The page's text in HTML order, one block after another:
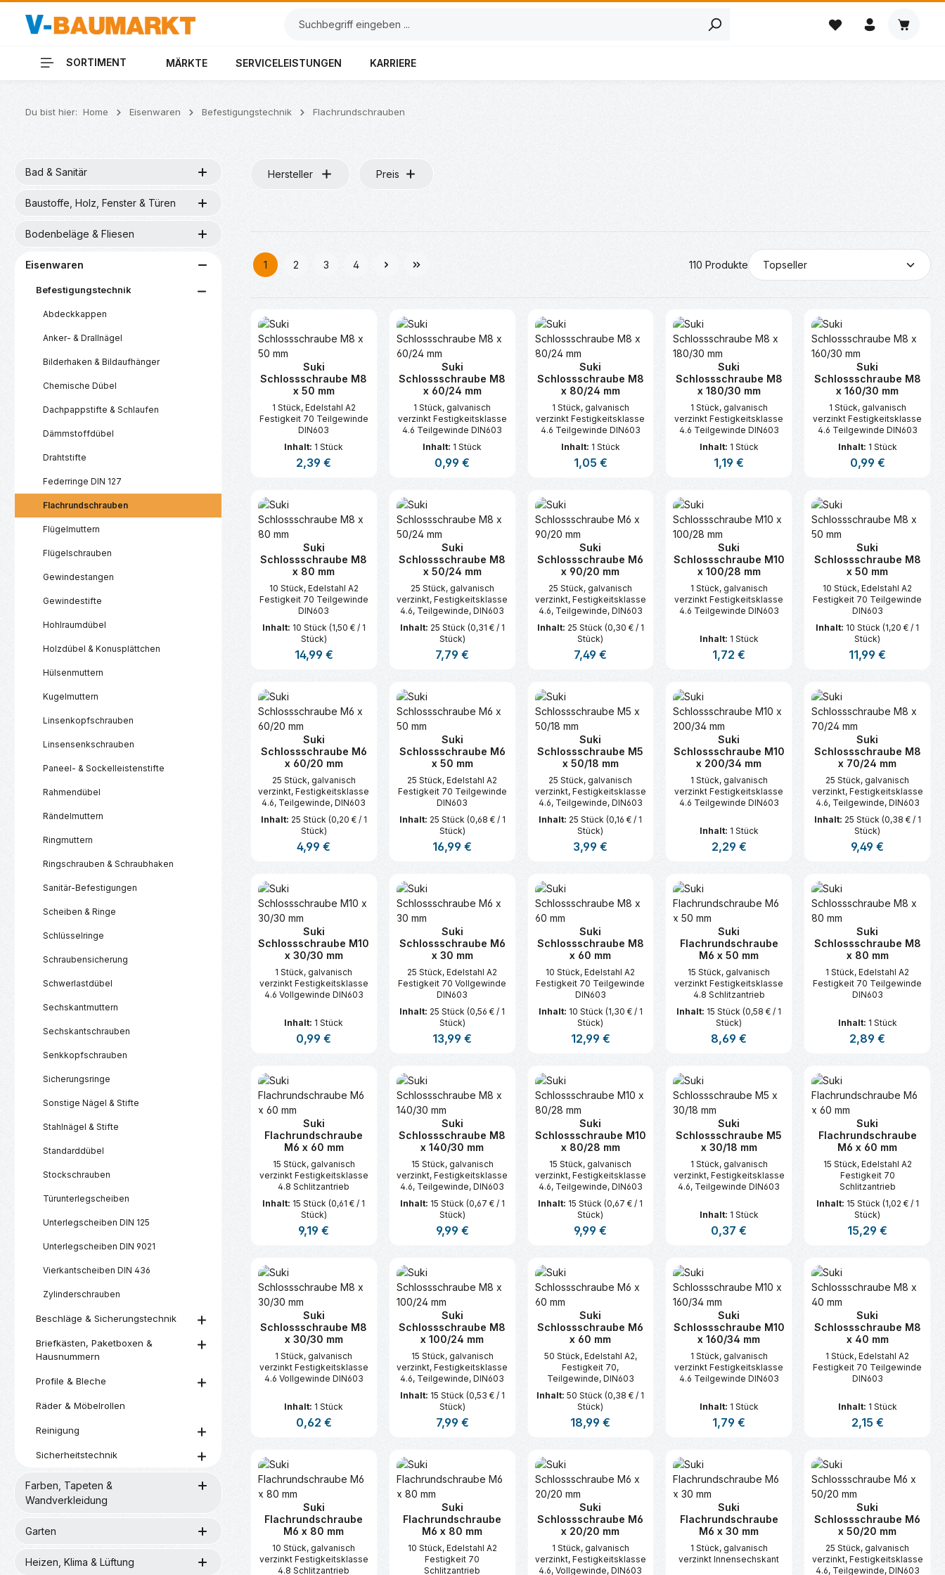
Hauptinhalt springen
Zur Suche springen
Zur Hauptnavigation springen
SORTIMENT MÄRKTE SERVICELEISTUNGEN KARRIERE
Du bist hier: Home Eisenwaren Befestigungstechnik Flachrundschrauben
Bad & Sanitär
Baustoffe, Holz, Fenster & Türen
Bodenbeläge & Fliesen
Eisenwaren
Befestigungstechnik
Abdeckkappen
Anker- & Drallnägel
Bilderhaken & Bildaufhänger
Chemische Dübel
Dachpappstifte & Schlaufen
Dämmstoffdübel
Drahtstifte
Federringe DIN 127
Flachrundschrauben
Flügelmuttern
Flügelschrauben
Gewindestangen
Gewindestifte
Hohlraumdübel
Holzdübel & Konusplättchen
Hülsenmuttern
Kugelmuttern
Linsenkopfschrauben
Linsensenkschrauben
Paneel- & Sockelleistenstifte
Rahmendübel
Rändelmuttern
Ringmuttern
Ringschrauben & Schraubhaken
Sanitär-Befestigungen
Scheiben & Ringe
Schlüsselringe
Schraubensicherung
Schwerlastdübel
Sechskantmuttern
Sechskantschrauben
Senkkopfschrauben
Sicherungsringe
Sonstige Nägel & Stifte
Stahlnägel & Stifte
Standarddübel
Stockschrauben
Türunterlegscheiben
Unterlegscheiben DIN 125
Unterlegscheiben DIN 9021
Vierkantscheiben DIN 436
Zylinderschrauben
Beschläge & Sicherungstechnik
Briefkästen, Paketboxen &
Hausnummern
Profile & Bleche
Räder & Möbelrollen
Reinigung
Sicherheitstechnik
Farben, Tapeten &
Wandverkleidung
Garten
Heizen, Klima & Lüftung
Hersteller Preis
Seite
1
Seite
2
Seite
3
Seite
4 110 Produkte
Suki
Schlossschraube M8
x 50 mm
1 Stück, Edelstahl A2
Festigkeit 70 Teilgewinde
DIN603
Inhalt: 1 Stück
Regulärer Preis:
2,39 €
Produkt Anzahl: Gib den gewünschten Wert ein oder benutze die Schaltflächen um
Suki
Schlossschraube M8
x 60/24 mm
1 Stück, galvanisch
verzinkt Festigkeitsklasse
4.6 Teilgewinde DIN603
Inhalt: 1 Stück
Regulärer Preis:
0,99 €
Produkt Anzahl: Gib den gewünschten Wert ein oder benutze die
Suki
Schlossschraube M8
x 80/24 mm
1 Stück, galvanisch
verzinkt Festigkeitsklasse
4.6 Teilgewinde DIN603
Inhalt: 1 Stück
Regulärer Preis:
1,05 €
Produkt Anzahl: Gib den gewünschten Wert ein
Suki
Schlossschraube M8
x 180/30 mm
1 Stück, galvanisch
verzinkt Festigkeitsklasse
4.6 Teilgewinde DIN603
Inhalt: 1 Stück
Regulärer Preis:
1,19 €
Produkt Anzahl: Gib den
Suki
Schlossschraube M8
x 160/30 mm
1 Stück, galvanisch
verzinkt Festigkeitsklasse
4.6 Teilgewinde DIN603
Inhalt: 1 Stück
Regulärer Preis:
0,99 €
Produkt
Suki
Schlossschraube M8
x 80 mm
10 Stück, Edelstahl A2
Festigkeit 70 Teilgewinde
DIN603
Inhalt: 10 Stück (1,50 € / 1
Stück)
Regulärer Preis:
14,99 €
Produkt Anzahl: Gib den gewünschten Wert ein oder benutze die Schaltflächen um
Suki
Schlossschraube M8
x 50/24 mm
25 Stück, galvanisch
verzinkt, Festigkeitsklasse
4.6, Teilgewinde, DIN603
Inhalt: 25 Stück (0,31 € / 1
Stück)
Regulärer Preis:
7,79 €
Produkt Anzahl: Gib den gewünschten Wert ein oder benutze die
Suki
Schlossschraube M6
x 90/20 mm
25 Stück, galvanisch
verzinkt, Festigkeitsklasse
4.6, Teilgewinde, DIN603
Inhalt: 25 Stück (0,30 € / 1
Stück)
Regulärer Preis:
7,49 €
Produkt Anzahl: Gib den gewünschten Wert ein
Suki
Schlossschraube M10
x 100/28 mm
1 Stück, galvanisch
verzinkt Festigkeitsklasse
4.6 Teilgewinde DIN603
Inhalt: 1 Stück
Regulärer Preis:
1,72 €
Produkt Anzahl: Gib den
Suki
Schlossschraube M8
x 50 mm
10 Stück, Edelstahl A2
Festigkeit 70 Teilgewinde
DIN603
Inhalt: 10 Stück(1,20 € / 1
Stück)
Regulärer Preis:
11,99 €
Produkt
Suki
Schlossschraube M6
x 60/20 mm
25 Stück, galvanisch
verzinkt, Festigkeitsklasse
4.6, Teilgewinde, DIN603
Inhalt: 25 Stück (0,20 € / 1
Stück)
Regulärer Preis:
4,99 €
Produkt Anzahl: Gib den gewünschten Wert ein oder benutze die Schaltflächen um
Suki
Schlossschraube M6
x 50 mm
25 Stück, Edelstahl A2
Festigkeit 70 Teilgewinde
DIN603
Inhalt: 25 Stück (0,68 € / 1
Stück)
Regulärer Preis:
16,99 €
Produkt Anzahl: Gib den gewünschten Wert ein oder benutze die
Suki
Schlossschraube M5
x 50/18 mm
25 Stück, galvanisch
verzinkt, Festigkeitsklasse
4.6, Teilgewinde, DIN603
Inhalt: 25 Stück(0,16 € / 1
Stück)
Regulärer Preis:
3,99 €
Produkt Anzahl: Gib den gewünschten Wert ein
Suki
Schlossschraube M10
x 200/34 mm
1 Stück, galvanisch
verzinkt Festigkeitsklasse
4.6 Teilgewinde DIN603
Inhalt: 1 Stück
Regulärer Preis:
2,29 €
Produkt Anzahl: Gib den
Suki
Schlossschraube M8
x 70/24 mm
25 Stück, galvanisch
verzinkt, Festigkeitsklasse
4.6, Teilgewinde, DIN603
Inhalt: 25 Stück (0,38 € / 1
Stück)
Regulärer Preis:
9,49 €
Produkt
Suki
Schlossschraube M10
x 30/30 mm
1 Stück, galvanisch
verzinkt Festigkeitsklasse
4.6 Vollgewinde DIN603
Inhalt: 1 Stück
Regulärer Preis:
0,99 €
Produkt Anzahl: Gib den gewünschten Wert ein oder benutze die Schaltflächen um
Suki
Schlossschraube M6
x 30 mm
25 Stück, Edelstahl A2
Festigkeit 70 Vollgewinde
DIN603
Inhalt: 25 Stück(0,56 € / 1
Stück)
Regulärer Preis:
13,99 €
Produkt Anzahl: Gib den gewünschten Wert ein oder benutze die
Suki
Schlossschraube M8
x 60 mm
10 Stück, Edelstahl A2
Festigkeit 70 Teilgewinde
DIN603
Inhalt: 10 Stück (1,30 € / 1
Stück)
Regulärer Preis:
12,99 €
Produkt Anzahl: Gib den gewünschten Wert ein
Suki
Flachrundschraube
M6 x 50 mm
15 Stück, galvanisch
verzinkt Festigkeitsklasse
4.8 Schlitzantrieb
Inhalt: 15 Stück(0,58 € / 1
Stück)
Regulärer Preis:
8,69 €
Produkt Anzahl: Gib den
Suki
Schlossschraube M8
x 80 mm
1 Stück, Edelstahl A2
Festigkeit 70 Teilgewinde
DIN603
Inhalt: 1 Stück
Regulärer Preis:
2,89 €
Produkt
Suki
Flachrundschraube
M6 x 60 mm
15 Stück, galvanisch
verzinkt Festigkeitsklasse
4.8 Schlitzantrieb
Inhalt: 15 Stück(0,61 € / 1
Stück)
Regulärer Preis:
9,19 €
Produkt Anzahl: Gib den gewünschten Wert ein oder benutze die Schaltflächen um
Suki
Schlossschraube M8
x 140/30 mm
15 Stück, galvanisch
verzinkt, Festigkeitsklasse
4.6, Teilgewinde, DIN603
Inhalt: 15 Stück (0,67 € / 1
Stück)
Regulärer Preis:
9,99 €
Produkt Anzahl: Gib den gewünschten Wert ein oder benutze die
Suki
Schlossschraube M10
x 80/28 mm
15 Stück, galvanisch
verzinkt, Festigkeitsklasse
4.6, Teilgewinde, DIN603
Inhalt: 15 Stück(0,67 € / 1
Stück)
Regulärer Preis:
9,99 €
Produkt Anzahl: Gib den gewünschten Wert ein
Suki
Schlossschraube M5
x 30/18 mm
1 Stück, galvanisch
verzinkt, Festigkeitsklasse
4.6, Teilgewinde DIN603
Inhalt: 1 Stück
Regulärer Preis:
0,37 €
Produkt Anzahl: Gib den
Suki
Flachrundschraube
M6 x 60 mm
15 Stück, Edelstahl A2
Festigkeit 70
Schlitzantrieb
Inhalt: 15 Stück (1,02 € / 1
Stück)
Regulärer Preis:
15,29 €
Produkt
Suki
Schlossschraube M8
x 30/30 mm
1 Stück, galvanisch
verzinkt Festigkeitsklasse
4.6 Vollgewinde DIN603
Inhalt: 1 Stück
Regulärer Preis:
0,62 €
Produkt Anzahl: Gib den gewünschten Wert ein oder benutze die Schaltflächen um
Suki
Schlossschraube M8
x 100/24 mm
15 Stück, galvanisch
verzinkt, Festigkeitsklasse
4.6, Teilgewinde, DIN603
Inhalt: 15 Stück (0,53 € / 1
Stück)
Regulärer Preis:
7,99 €
Produkt Anzahl: Gib den gewünschten Wert ein oder benutze die
Suki
Schlossschraube M6
x 60 mm
50 Stück, Edelstahl A2,
Festigkeit 70,
Teilgewinde, DIN603
Inhalt:50 Stück(0,38 € / 1
Stück)
Regulärer Preis:
18,99 €
Produkt Anzahl: Gib den gewünschten Wert ein
Suki
Schlossschraube M10
x 160/34 mm
1 Stück, galvanisch
verzinkt Festigkeitsklasse
4.6 Teilgewinde DIN603
Inhalt: 1 Stück
Regulärer Preis:
1,79 €
Produkt Anzahl: Gib den
Suki
Schlossschraube M8
x 40 mm
1 Stück, Edelstahl A2
Festigkeit 70 Teilgewinde
DIN603
Inhalt: 1 Stück
Regulärer Preis:
2,15 €
Produkt
Suki
Flachrundschraube
M6 x 80 mm
10 Stück, galvanisch
verzinkt Festigkeitsklasse
4.8 Schlitzantrieb
Suki
Flachrundschraube
M6 x 80 mm
10 Stück, Edelstahl A2
Festigkeit 70
Schlitzantrieb
Suki
Schlossschraube M6
x 20/20 mm
1 Stück, galvanisch
verzinkt, Festigkeitsklasse
4.6, Vollgewinde, DIN603
Suki
Flachrundschraube
M6 x 30 mm
1 Stück, galvanisch
verzinkt Innensechskant
Suki
Schlossschraube M6
x 50/20 mm
25 Stück, galvanisch
verzinkt, Festigkeitsklasse
4.6, Teilgewinde, DIN603